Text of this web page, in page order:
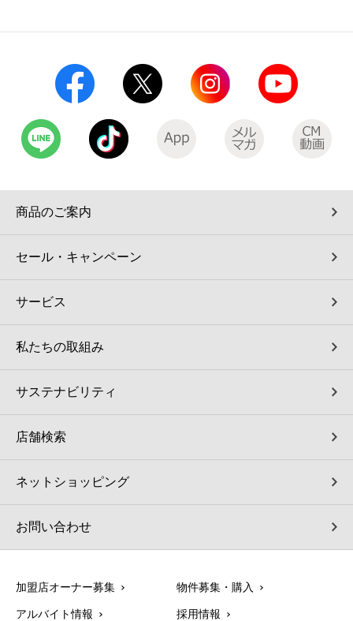
モバイルバッテリーシェアリング（店舗限定）
モバイルWi-Fiバッテリーシェアリング（店舗限定）
商品のご案内
セール・キャンペーン
サービス
私たちの取組み
サステナビリティ
店舗検索
ネットショッピング
お問い合わせ
加盟店オーナー募集 物件募集・購入
アルバイト情報 採用情報